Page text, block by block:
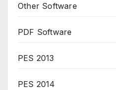
Other Software
PDF Software
PES 2013
PES 2014